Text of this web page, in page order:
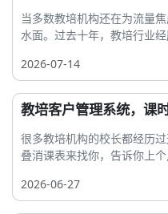
当多数教培机构还在为流量
水面。过去十年，教培行业
2026-07-14
教培客户管理系统，课
很多教培机构的校长都经历
叠消课表来找你，告诉你上
2026-06-27